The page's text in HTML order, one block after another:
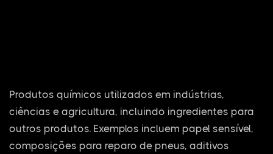
Produtos químicos utilizados em indústrias,
ciências e agricultura, incluindo ingredientes para
outros produtos. Exemplos incluem papel sensível,
composições para reparo de pneus, aditivos